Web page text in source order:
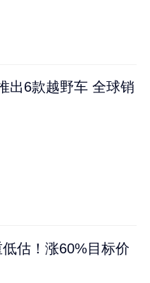
出6款越野车 全球销
估！涨60%目标价